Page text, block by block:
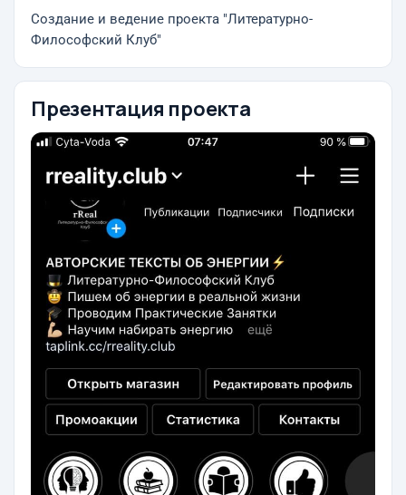
Создание и ведение проекта "Литературно-
Философский Клуб"
Презентация проекта